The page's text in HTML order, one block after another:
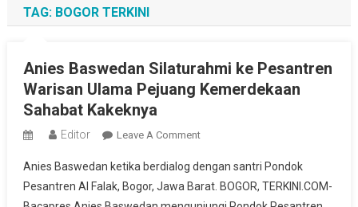
TAG: BOGOR TERKINI
Anies Baswedan Silaturahmi ke Pesantren
Warisan Ulama Pejuang Kemerdekaan
Sahabat Kakeknya
Editor Leave A CommentOn
Baswedan
Silaturahmi
Anies Baswedan ketika berdialog dengan santri Pondok
Pesantren Al Falak, Bogor, Jawa Barat. BOGOR, TERKINI.COM-